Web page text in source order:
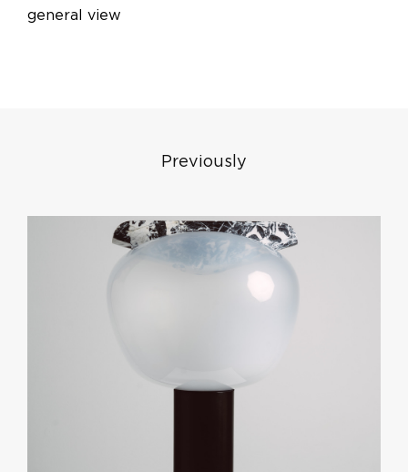
general view
Previously